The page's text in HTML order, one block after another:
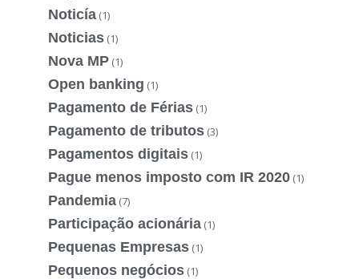
Noticía (1)
Noticias (1)
Nova MP (1)
Open banking (1)
Pagamento de Férias (1)
Pagamento de tributos (3)
Pagamentos digitais (1)
Pague menos imposto com IR 2020 (1)
Pandemia (7)
Participação acionária (1)
Pequenas Empresas (1)
Pequenos negócios (1)